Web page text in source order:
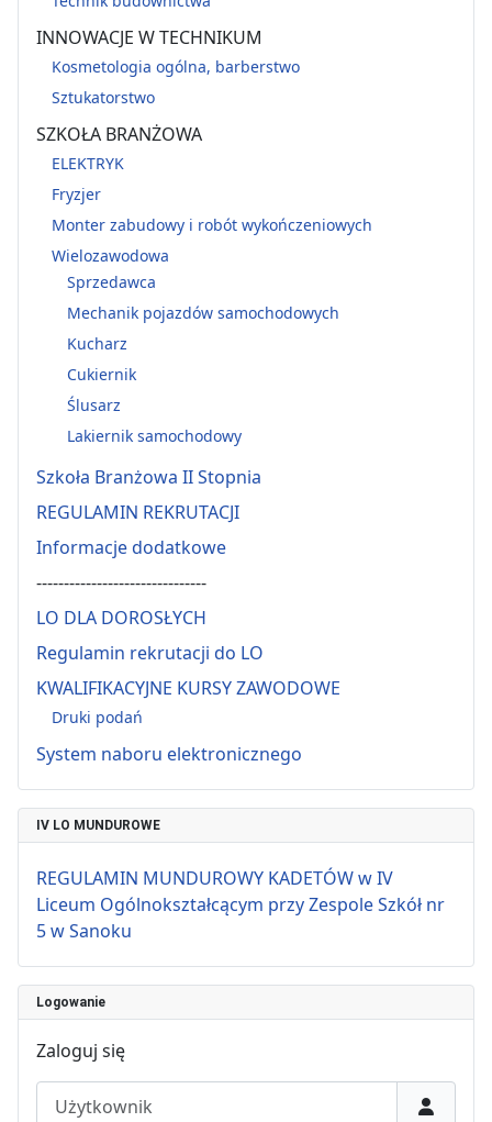
INNOWACJE W TECHNIKUM
Kosmetologia ogólna, barberstwo
Sztukatorstwo
SZKOŁA BRANŻOWA
ELEKTRYK
Fryzjer
Monter zabudowy i robót wykończeniowych
Wielozawodowa
Sprzedawca
Mechanik pojazdów samochodowych
Kucharz
Cukiernik
Ślusarz
Lakiernik samochodowy
Szkoła Branżowa II Stopnia
REGULAMIN REKRUTACJI
Informacje dodatkowe
-------------------------------
LO DLA DOROSŁYCH
Regulamin rekrutacji do LO
KWALIFIKACYJNE KURSY ZAWODOWE
Druki podań
System naboru elektronicznego
IV LO MUNDUROWE
REGULAMIN MUNDUROWY KADETÓW w IV
Liceum Ogólnokształcącym przy Zespole Szkół nr
5 w Sanoku
Logowanie
Zaloguj się
Użytkownik